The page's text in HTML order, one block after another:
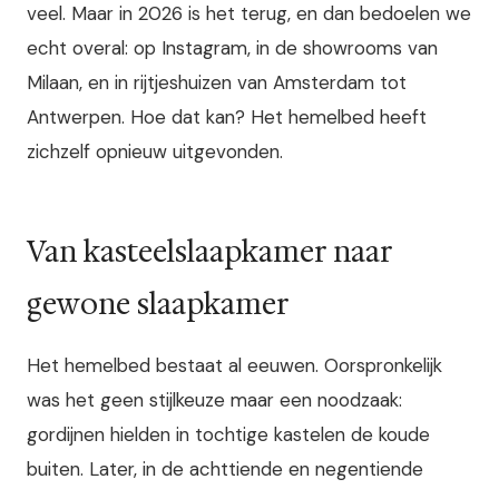
veel. Maar in 2026 is het terug, en dan bedoelen we
echt overal: op Instagram, in de showrooms van
Milaan, en in rijtjeshuizen van Amsterdam tot
Antwerpen. Hoe dat kan? Het hemelbed heeft
zichzelf opnieuw uitgevonden.
Van kasteelslaapkamer naar
gewone slaapkamer
Het hemelbed bestaat al eeuwen. Oorspronkelijk
was het geen stijlkeuze maar een noodzaak:
gordijnen hielden in tochtige kastelen de koude
buiten. Later, in de achttiende en negentiende